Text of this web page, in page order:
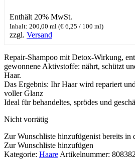
Enthält 20% MwSt.
Inhalt: 200,00 ml (€ 6,25 / 100 ml)
zzgl. Versand
Repair-Shampoo mit Detox-Wirkung,
gewonnene Aktivstoffe: nährt, schützt
Haar.
Das Ergebnis: Ihr Haar wird repariert
voller Glanz
Ideal für behandeltes, sprödes und
Nicht vorrätig
Zur Wunschliste hinzufügenist bereits in
Zur Wunschliste hinzufügen
Kategorie: Haare Artikelnummer: